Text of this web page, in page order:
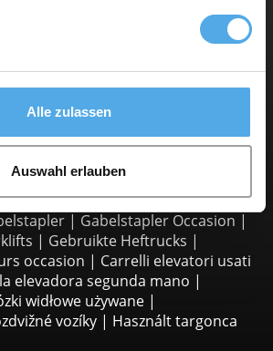
Alle zulassen
Auswahl erlauben
Contatti
Per rivenditori
Pubblicità
| Gabelstapler Occasion |
| Gebruikte Heftrucks |
occasion | Carrelli elevatori usati
elevadora segunda mano |
widłowe używane|
vozíky | Használt targonca